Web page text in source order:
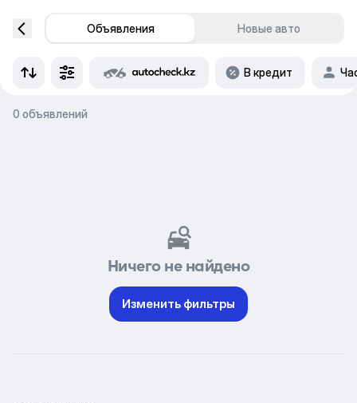
Объявления Новые авто
В кредит
0 объявлений
Ничего не найдено
Изменить фильтры